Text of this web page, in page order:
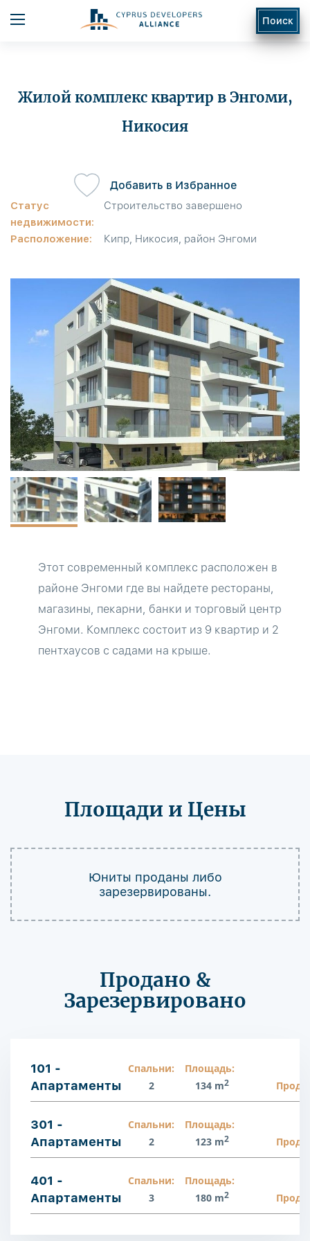
Поиск
Жилой комплекс квартир в Энгоми,
Никосия
Статус
недвижимости:
Строительство завершено
Расположение: Кипр, Никосия, район Энгоми
Добавить в Избранное
Этот современный комплекс расположен в
районе Энгоми где вы найдете рестораны,
магазины, пекарни, банки и торговый центр
Энгоми. Комплекс состоит из 9 квартир и 2
пентхаусов с садами на крыше.
Площади и Цены
Юниты проданы либо
зарезервированы.
Продано &
Зарезервировано
101 -
Апартаменты
Спальни:
2
Площадь:
134 m2
301 -
Апартаменты
Спальни:
2
Площадь:
123 m2
401 -
Апартаменты
Спальни:
3
Площадь:
180 m2